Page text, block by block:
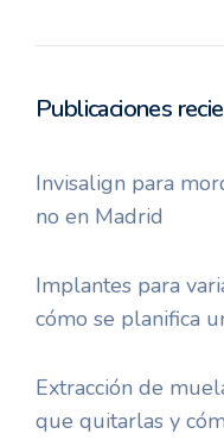
Publicaciones
Invisalign para
no en Madrid
Implantes para
cómo se planifica
Extracción de
que quitarlas y